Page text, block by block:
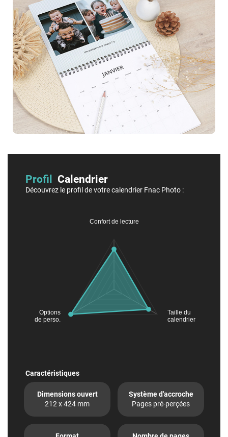
Profil Calendrier
Découvrez le profil de votre calendrier Fnac Photo :
Confort de lecture
Taille du
calendrier
Options
de perso.
Caractéristiques
Dimensions ouvert
212 x 424 mm
Système d'accroche
Pages pré-perçées